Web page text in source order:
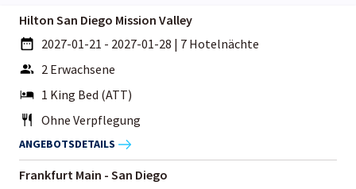
Hilton San Diego Mission Valley
2027-01-21 - 2027-01-28 | 7 Hotelnächte
2 Erwachsene
1 King Bed (ATT)
Ohne Verpflegung
ANGEBOTSDETAILS
Frankfurt Main - San Diego